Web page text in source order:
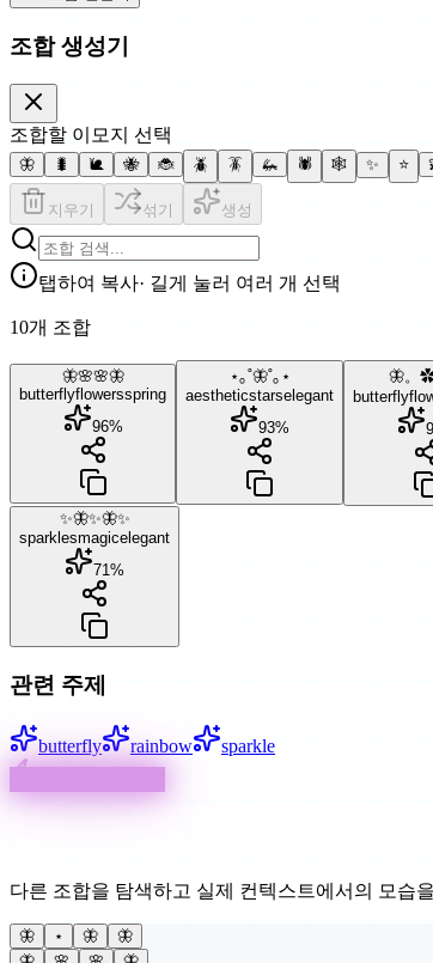
조합 생성기
조합할 이모지 선택
🦋 🐛 🐌 🐝 🐞 🪲 🪳 🦗 🕷 🕸 ✨ ⭐
지우기 섞기 생성
탭하여 복사· 길게 눌러 여러 개 선택
10개 조합
🦋🌸🌸🦋
butterflyflowersspring
96%
⋆｡˚🦋˚｡⋆
aestheticstarselegant
93%
🦋。
butterfly
✨🦋✨🦋✨
sparklesmagicelegant
71%
관련 주제
butterfly rainbow sparkle
다른 조합을 탐색하고 실제 컨텍스트에서의 모습
🦋 ⋆ 🦋
🦋